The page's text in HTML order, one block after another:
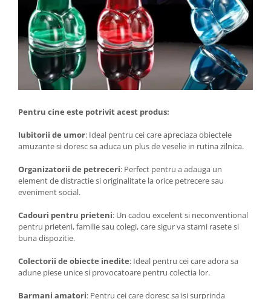
Pentru cine este potrivit acest produs:
Iubitorii de umor: Ideal pentru cei care apreciaza obiectele
amuzante si doresc sa aduca un plus de veselie in rutina zilnica.
Organizatorii de petreceri: Perfect pentru a adauga un
element de distractie si originalitate la orice petrecere sau
eveniment social.
Cadouri pentru prieteni: Un cadou excelent si neconventional
pentru prieteni, familie sau colegi, care sigur va starni rasete si
buna dispozitie.
Colectorii de obiecte inedite: Ideal pentru cei care adora sa
adune piese unice si provocatoare pentru colectia lor.
Barmani amatori: Pentru cei care doresc sa isi surprinda